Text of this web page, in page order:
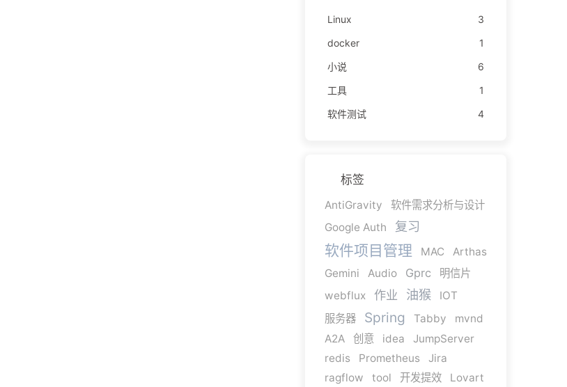
Linux
3
docker
1
小说
6
工具
1
软件测试
4
标签
AntiGravity
软件需求分析与设计
Google Auth
复习
软件项目管理 MAC
Arthas
Gemini
Audio Gprc
明信片
webflux
作业 油猴
IOT
服务器
Spring Tabby
mvnd
A2A
创意 idea
JumpServer
redis
Prometheus
Jira
ragflow
tool 开发提效
Lovart